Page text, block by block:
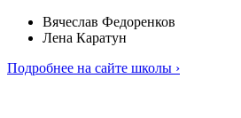
Вячеслав Федоренков
Лена Каратун
Подробнее на сайте школы ›